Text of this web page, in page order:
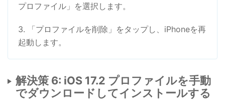
プロファイル」を選択します。
3. 「プロファイルを削除」をタップし、iPhoneを再
起動します。
解決策 6: iOS 17.2 プロファイルを手動
でダウンロードしてインストールする